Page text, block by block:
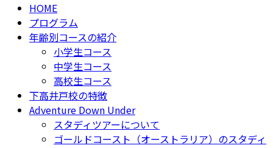
HOME
プログラム
年齢別コースの紹介
小学生コース
中学生コース
高校生コース
下高井戸校の特徴
Adventure Down Under
スタディツアーについて
ゴールドコースト（オーストラリア）のスタディ